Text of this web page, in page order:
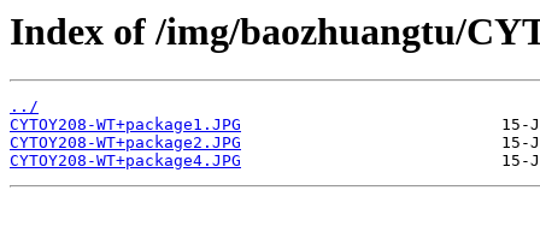
Index of /img/baozhuangtu/
../
CYTOY208-WT+package1.JPG
CYTOY208-WT+package2.JPG
CYTOY208-WT+package4.JPG